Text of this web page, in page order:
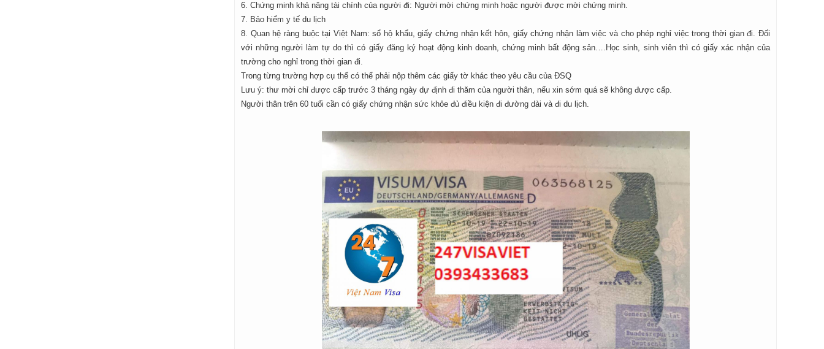
6. Chứng minh khả năng tài chính của người đi: Người mời chứng minh hoặc người được mời chứng minh.
7. Bảo hiểm y tế du lịch
8. Quan hệ ràng buộc tại Việt Nam: sổ hộ khẩu, giấy chứng nhận kết hôn, giấy chứng nhận làm việc và cho phép nghỉ việc trong thời gian đi. Đối
với những người làm tự do thì có giấy đăng ký hoạt động kinh doanh, chứng minh bất động sản….Học sinh, sinh viên thì có giấy xác nhận của
trường cho nghỉ trong thời gian đi.
Trong từng trường hợp cụ thể có thể phải nộp thêm các giấy tờ khác theo yêu cầu của ĐSQ
Lưu ý: thư mời chỉ được cấp trước 3 tháng ngày dự định đi thăm của người thân, nếu xin sớm quá sẽ không được cấp.
Người thân trên 60 tuổi cần có giấy chứng nhận sức khỏe đủ điều kiện đi đường dài và đi du lịch.